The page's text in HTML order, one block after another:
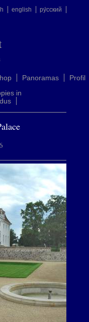
english ру́сский
Panoramas
Profil
in